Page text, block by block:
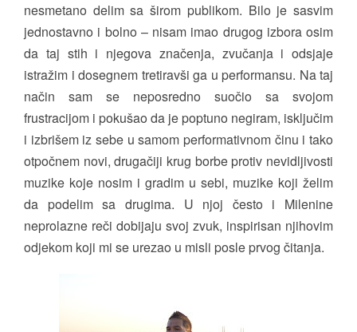
nesmetano delim sa širom publikom. Bilo je sasvim
jednostavno i bolno – nisam imao drugog izbora osim
da taj stih i njegova značenja, zvučanja i odsjaje
istražim i dosegnem tretiravši ga u performansu. Na taj
način sam se neposredno suočio sa svojom
frustracijom i pokušao da je poptuno negiram, isključim
i izbrišem iz sebe u samom performativnom činu i tako
otpočnem novi, drugačiji krug borbe protiv nevidljivosti
muzike koje nosim i gradim u sebi, muzike koji želim
da podelim sa drugima. U njoj često i Milenine
neprolazne reči dobijaju svoj zvuk, inspirisan njihovim
odjekom koji mi se urezao u misli posle prvog čitanja.